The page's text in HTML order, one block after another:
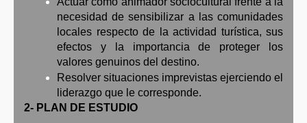
necesidad de sensibilizar a las comunidades
locales respecto de la actividad turística, sus
efectos y la importancia de proteger los
valores genuinos del destino.
Resolver situaciones imprevistas ejerciendo el
liderazgo que le corresponde.
2- PLAN DE ESTUDIO